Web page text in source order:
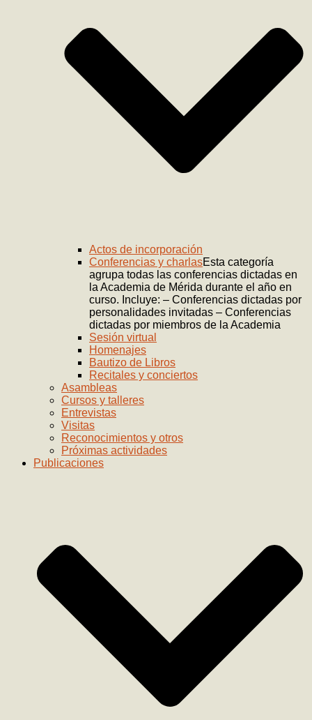
Actos de incorporación
Conferencias y charlasEsta categoría
agrupa todas las conferencias dictadas en
la Academia de Mérida durante el año en
curso. Incluye: – Conferencias dictadas por
personalidades invitadas – Conferencias
dictadas por miembros de la Academia
Sesión virtual
Homenajes
Bautizo de Libros
Recitales y conciertos
Asambleas
Cursos y talleres
Entrevistas
Visitas
Reconocimientos y otros
Próximas actividades
Publicaciones